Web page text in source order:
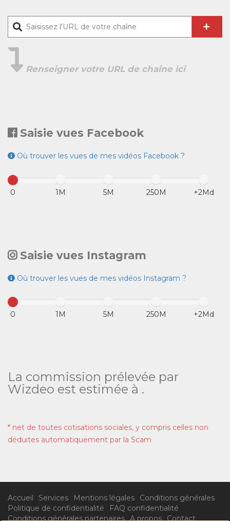
Renseigner votre URL de chaîne ici
Saisie vues Facebook
Où trouver les vues de mes vidéos Facebook ?
0 1M 5M 250M +2Md
Saisie vues Instagram
Où trouver les vues de mes vidéos Instagram ?
0 1M 5M 250M +2Md
La commission prélevée par
Wizdeo est estimée à .
* net de toutes cotisations sociales, y compris celles non
déduites automatiquement par la Scam
Accueil Services Mentions légales
Conditions générales
Politique de confidentialité
FAQ confidentialité
Conditions générales partenaires A propos Contact